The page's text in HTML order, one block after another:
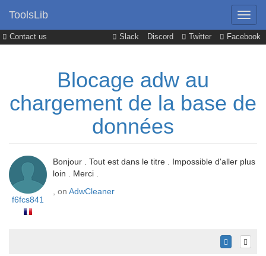
Contact us Slack Discord Twitter Facebook
ToolsLib
Blocage adw au
chargement de la base de
données
f6fcs841
Bonjour . Tout est dans le titre . Impossible d'aller plus
loin . Merci .
, on AdwCleaner